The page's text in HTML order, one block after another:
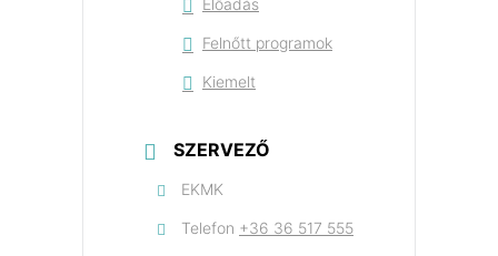
Előadás
Felnőtt programok
Kiemelt
SZERVEZŐ
EKMK
Telefon +36 36 517 555